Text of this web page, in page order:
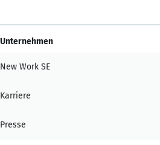
Unternehmen
New Work SE
Karriere
Presse